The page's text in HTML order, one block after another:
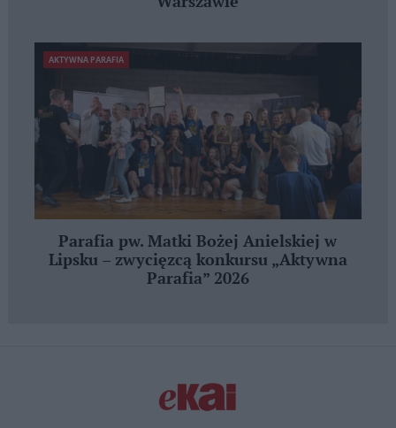
AKTYWNA PARAFIA
Parafia pw. Matki Bożej Anielskiej w
Lipsku – zwycięzcą konkursu „Aktywna
Parafia” 2026